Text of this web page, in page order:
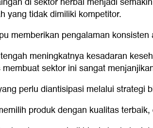
yang tidak dimiliki kompetitor.
memberikan pengalaman
meningkatnya kesadaran
sektor ini sangat
perlu diantisipasi melalui strategi
produk dengan kualitas